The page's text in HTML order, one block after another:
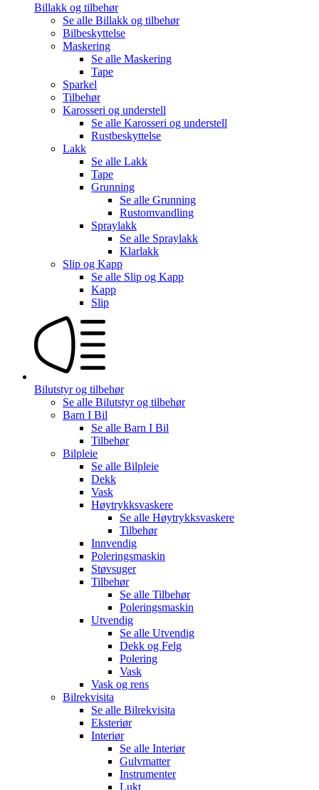
Billakk og tilbehør
Se alle Billakk og tilbehør
Bilbeskyttelse
Maskering
Se alle Maskering
Tape
Sparkel
Tilbehør
Karosseri og understell
Se alle Karosseri og understell
Rustbeskyttelse
Lakk
Se alle Lakk
Tape
Grunning
Se alle Grunning
Rustomvandling
Spraylakk
Se alle Spraylakk
Klarlakk
Slip og Kapp
Se alle Slip og Kapp
Kapp
Slip
Bilutstyr og tilbehør
Se alle Bilutstyr og tilbehør
Barn I Bil
Se alle Barn I Bil
Tilbehør
Bilpleie
Se alle Bilpleie
Dekk
Vask
Høytrykksvaskere
Se alle Høytrykksvaskere
Tilbehør
Innvendig
Poleringsmaskin
Støvsuger
Tilbehør
Se alle Tilbehør
Poleringsmaskin
Utvendig
Se alle Utvendig
Dekk og Felg
Polering
Vask
Vask og rens
Bilrekvisita
Se alle Bilrekvisita
Eksteriør
Interiør
Se alle Interiør
Gulvmatter
Instrumenter
Lukt